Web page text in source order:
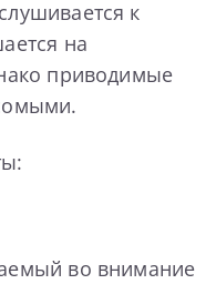
к
на
приводимые
во внимание